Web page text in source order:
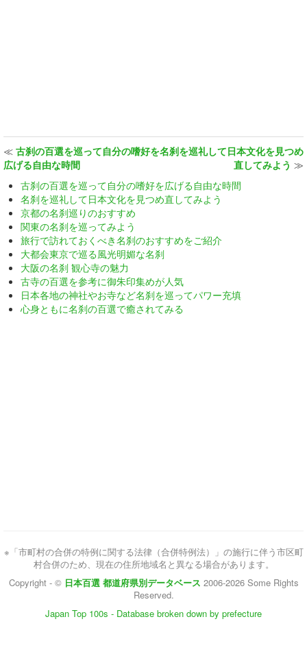
≪ 古刹の百選を巡って自分の嗜好を
広げる自由な時間
名刹を巡礼して日本文化を見つめ
直してみよう ≫
古刹の百選を巡って自分の嗜好を広げる自由な時間
名刹を巡礼して日本文化を見つめ直してみよう
京都の名刹巡りのおすすめ
関東の名刹を巡ってみよう
旅行で訪れておくべき名刹のおすすめをご紹介
大都会東京で巡る風光明媚な名刹
大阪の名刹 観心寺の魅力
古寺の百選を参考に御朱印集めが人気
日本各地の神社やお寺など名刹を巡ってパワー充填
心身ともに名刹の百選で癒されてみる
※「市町村の合併の特例に関する法律（合併特例法）」の施行に伴う市区町
村合併のため、現在の住所地域名と異なる場合があります。
Copyright - © 日本百選 都道府県別データベース 2006-2026 Some Rights
Reserved.
Japan Top 100s - Database broken down by prefecture